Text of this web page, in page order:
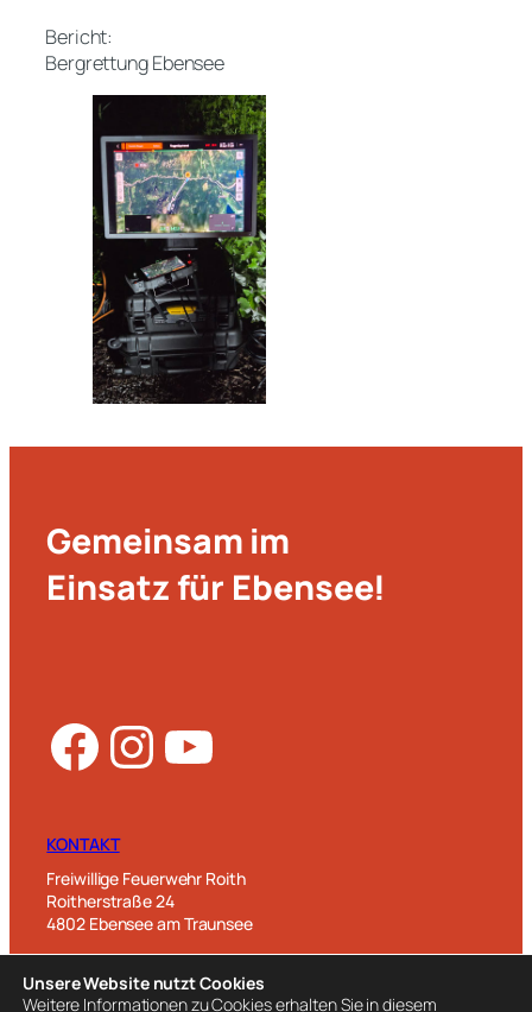
Bericht:
Bergrettung Ebensee
Gemeinsam im
Einsatz für Ebensee!
Facebook InstagramYouTube
KONTAKT
Freiwillige Feuerwehr Roith
Roitherstraße 24
4802 Ebensee am Traunsee
Kontakt aufnehmen>
Unsere Website nutzt Cookies
Weitere Informationen zu Cookies erhalten Sie in diesem